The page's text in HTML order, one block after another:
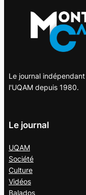
Le journal
l'UQAM depuis 1980.
Le journal
UQAM
Société
Culture
Vidéos
Balados